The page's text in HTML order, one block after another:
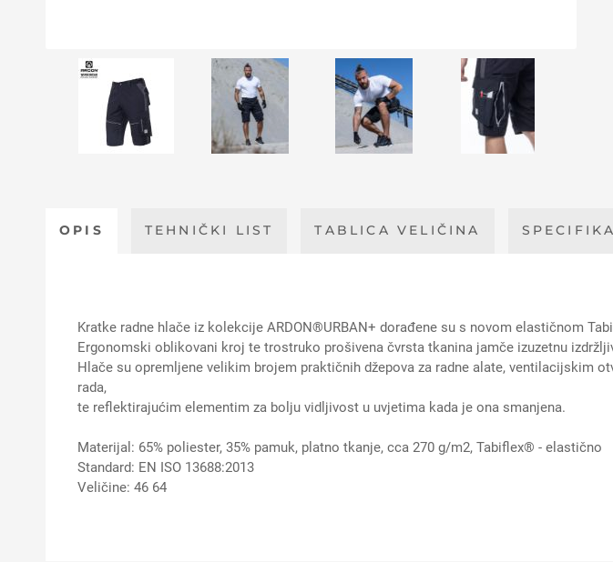
OPIS TEHNIČKI LIST TABLICA VELIČINA
Kratke radne hlače iz kolekcije ARDON®URBAN+ dorađene su s novom elastičnom
Ergonomski oblikovani kroj te trostruko prošivena čvrsta tkanina jamče izuzetnu
Hlače su opremljene velikim brojem praktičnih džepova za radne alate, ventilacijskim
rada,
te reflektirajućim elementim za bolju vidljivost u uvjetima kada je ona smanjena.
Materijal: 65% poliester, 35% pamuk, platno tkanje, cca 270 g/m2, Tabiflex® - elastično
Standard: EN ISO 13688:2013
Veličine: 46 64